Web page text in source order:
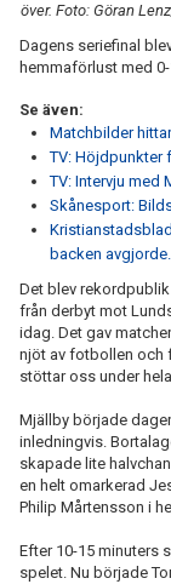
över. Foto: Göran
Dagens seriefinal
hemmaförlust med
Se även:
Matchbilder
TV: Höjdpunkter
TV: Intervju med
Skånesport:
backen avgjorde.
Det blev
från derbyt mot
idag. Det gav
njöt av fotbollen och
stöttar oss under
Mjällby började
inledningvis.
skapade lite
en helt omarkerad
Philip Mårtensson i
Efter 10-15 minuters
spelet. Nu började